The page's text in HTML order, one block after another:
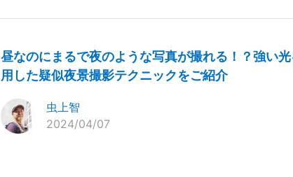
昼なのにまるで夜のような写真が撮れる！？強い光
用した疑似夜景撮影テクニックをご紹介
虫上智
2024/04/07